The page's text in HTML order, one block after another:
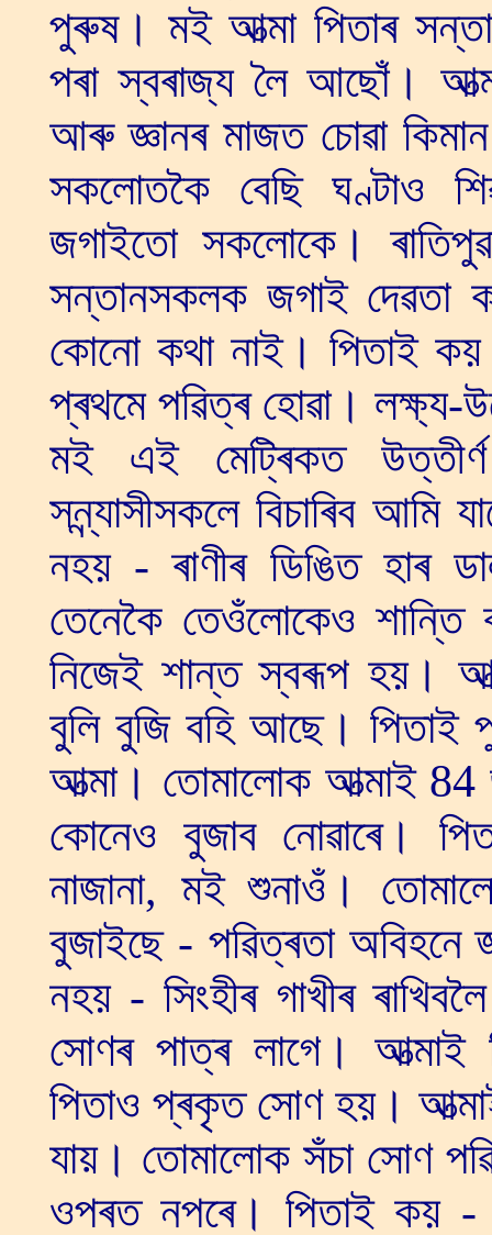
পুৰুষ। মই আত্মা পিতাৰ
পৰা স্বৰাজ্য লৈ আছোঁ।
আৰু জ্ঞানৰ মাজত চোৱা
সকলোতকৈ বেছি ঘণ্টাও
জগাইতো সকলোকে।
সন্তানসকলক জগাই দেৱতা
কোনো কথা নাই। পিতাই
প্ৰথমে পৱিত্ৰ হোৱা। লক্ষ্য-
মই এই মেট্ৰিকত
সন্ন্যাসীসকলে বিচাৰিব
নহয় - ৰাণীৰ ডিঙিত হাৰ
তেনেকৈ তেওঁলোকেও শান্তি
নিজেই শান্ত স্বৰূপ হয়।
বুলি বুজি বহি আছে। পিতাই
আত্মা। তোমালোক আত্মাই
কোনেও বুজাব নোৱাৰে।
নাজানা, মই শুনাওঁ।
বুজাইছে - পৱিত্ৰতা অবিহনে
নহয় - সিংহীৰ গাখীৰ
সোণৰ পাত্ৰ লাগে। আত্মাই
পিতাও প্ৰকৃত সোণ হয়।
যায়। তোমালোক সঁচা সোণ
ওপৰত নপৰে। পিতাই কয় -